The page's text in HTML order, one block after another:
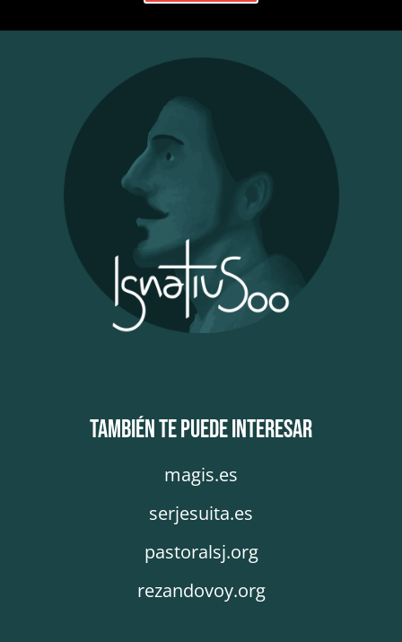
También te puede interesar
magis.es
serjesuita.es
pastoralsj.org
rezandovoy.org